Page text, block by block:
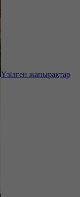
Үзілген жапырақтар